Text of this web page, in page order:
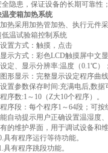
全隐患，保证设备的长期可靠性
温变箱加热系统
热采用加热管加热、执行元件
低温试验箱控制系统
置方式：触摸，点击
示方式：彩色LCD触摸屏中文
定、显示分辨率:温度（0.1℃）
形显示：完整显示设定程序曲线
置参数保存时间:充满电后,数据
序数:1～10（Z大10个程序）。
序段：每个程序1～64段；可按
自动提示用户正确设置温湿度、
的维护界面，用于调试设备和
具有程序运行等待功能。
具有程序跳段功能。